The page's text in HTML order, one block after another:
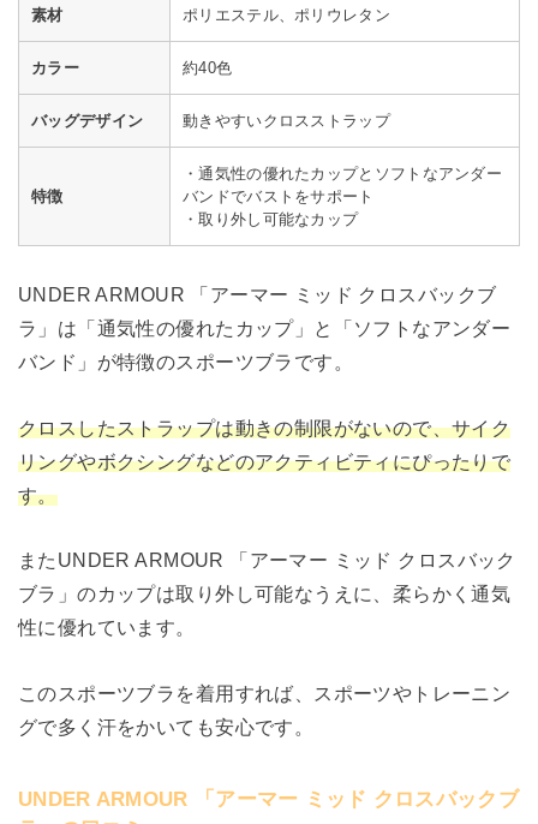
素材 ポリエステル、ポリウレタン
カラー 約40色
バッグデザイン 動きやすいクロスストラップ
特徴
・通気性の優れたカップとソフトなアンダー
バンドでバストをサポート
・取り外し可能なカップ
UNDER ARMOUR 「アーマー ミッド クロスバックブ
ラ」は「通気性の優れたカップ」と「ソフトなアンダー
バンド」が特徴のスポーツブラです。
クロスしたストラップは動きの制限がないので、サイク
リングやボクシングなどのアクティビティにぴったりで
す。
またUNDER ARMOUR 「アーマー ミッド クロスバック
ブラ」のカップは取り外し可能なうえに、柔らかく通気
性に優れています。
このスポーツブラを着用すれば、スポーツやトレーニン
グで多く汗をかいても安心です。
UNDER ARMOUR 「アーマー ミッド クロスバックブ